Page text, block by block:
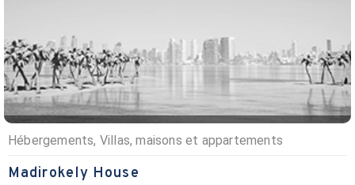
Hébergements, Villas, maisons et appartements
Madirokely House